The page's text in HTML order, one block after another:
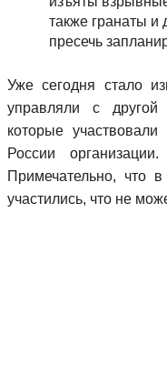
также гранаты и
пресечь
Уже сегодня стало
управляли с
которые
России
Примечательно, что
участились, что не